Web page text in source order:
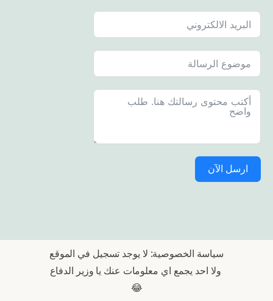
ارسل الآن
سياسة الخصوصية: لا يوجد تسجيل في الموقع
ولا احد يجمع اي معلومات عنك يا وزير الدفاع
😂